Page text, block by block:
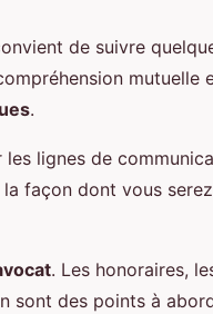
de suivre
mutuelle
.
lignes de
façon dont vous serez
. Les honoraires,
sont des points à